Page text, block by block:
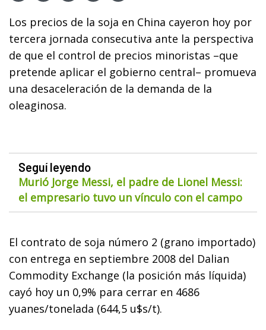
Los precios de la soja en China cayeron hoy por
tercera jornada consecutiva ante la perspectiva
de que el control de precios minoristas –que
pretende aplicar el gobierno central– promueva
una desaceleración de la demanda de la
oleaginosa.
Seguí leyendo
Murió Jorge Messi, el padre de Lionel Messi:
el empresario tuvo un vínculo con el campo
El contrato de soja número 2 (grano importado)
con entrega en septiembre 2008 del Dalian
Commodity Exchange (la posición más líquida)
cayó hoy un 0,9% para cerrar en 4686
yuanes/tonelada (644,5 u$s/t).